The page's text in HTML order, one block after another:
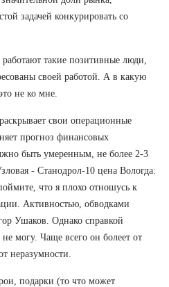
задачей конкурировать со
такие позитивные люди,
своей работой. А в какую
не ко мне.
свои операционные
прогноз финансовых
быть умеренным, не более 2-3
- Станодрол-10 цена Вологда:
что я плохо отношусь к
Активностью, обводками
Ушаков. Однако справкой
могу. Чаще всего он болеет от
неразумности.
подарки (то что может